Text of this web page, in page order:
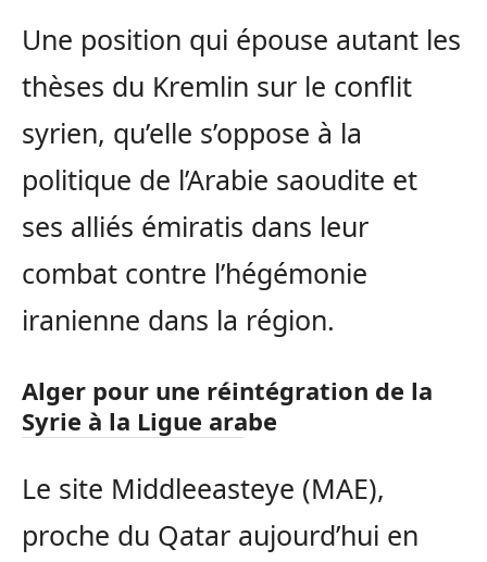
Une position qui épouse autant les
thèses du Kremlin sur le conflit
syrien, qu’elle s’oppose à la
politique de l’Arabie saoudite et
ses alliés émiratis dans leur
combat contre l’hégémonie
iranienne dans la région.
Alger pour une réintégration de la
Syrie à la Ligue arabe
Le site Middleeasteye (MAE),
proche du Qatar aujourd’hui en